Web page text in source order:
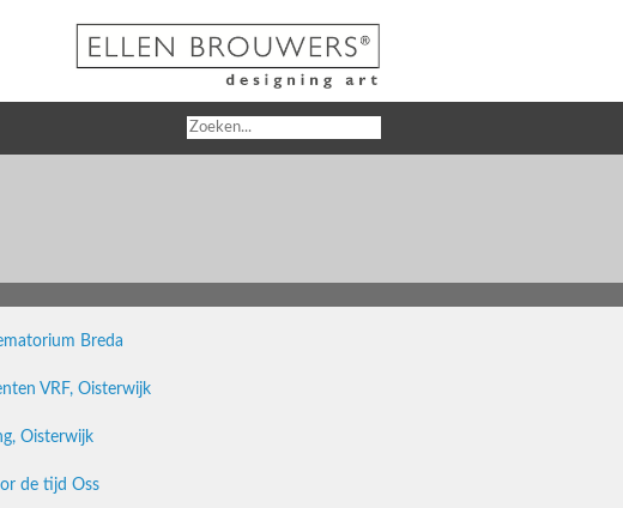
Breda
VRF, Oisterwijk
Oisterwijk
de tijd Oss